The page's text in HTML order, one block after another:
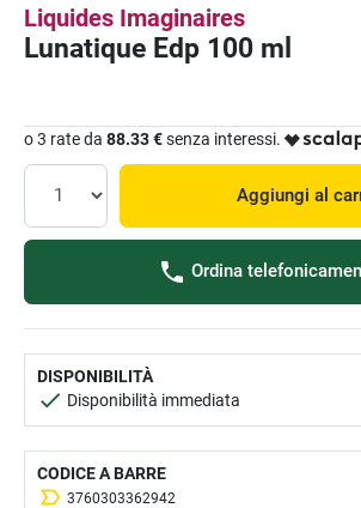
Liquides Imaginaires
Lunatique Edp 100 ml
o 3 rate da 88.33 €senza interessi.
Aggiungi al
Ordina
DISPONIBILITÀ
Disponibilità immediata
CODICE A BARRE
3760303362942